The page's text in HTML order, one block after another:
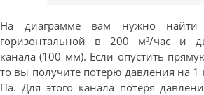
На диаграмме вам нужно найти
горизонтальной в 200 м³/час и
канала (100 мм). Если опустить
то вы получите потерю давления на 1
Па. Для этого канала потеря